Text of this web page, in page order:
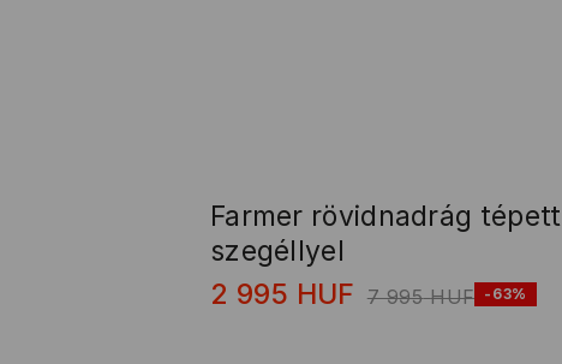
Farmer rövidnadrág tépett
szegéllyel
2 995 HUF 7 995 HUF -63%